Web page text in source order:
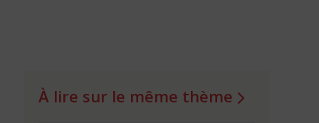
À lire sur le même thème